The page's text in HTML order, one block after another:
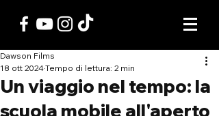
Un viaggio nel tempo: la
scuola mobile all'aperto
Dawson Films
18 ott 2024Tempo di lettura: 2 min